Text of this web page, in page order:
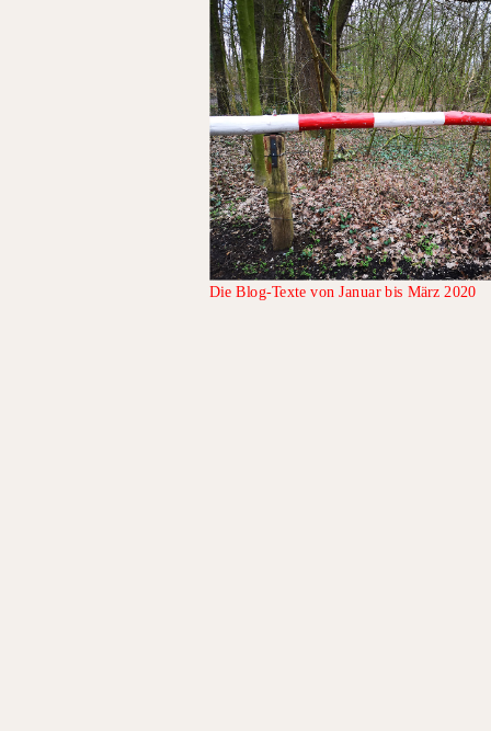
Die Blog-Texte von Januar bis März 2020